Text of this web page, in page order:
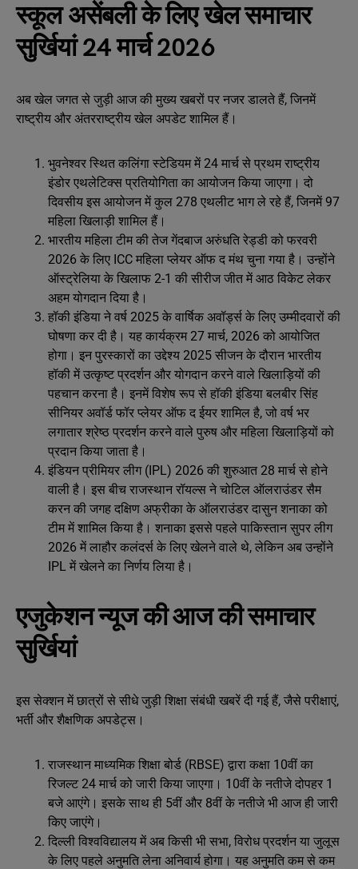
स्कूल असेंबली के लिए खेल समाचार
सुर्खियां 24 मार्च 2026
अब खेल जगत से जुड़ी आज की मुख्य खबरों पर नजर डालते हैं, जिनमें
राष्ट्रीय और अंतरराष्ट्रीय खेल अपडेट शामिल हैं।
भुवनेश्वर स्थित कलिंगा स्टेडियम में 24 मार्च से प्रथम राष्ट्रीय
इंडोर एथलेटिक्स प्रतियोगिता का आयोजन किया जाएगा। दो
दिवसीय इस आयोजन में कुल 278 एथलीट भाग ले रहे हैं, जिनमें 97
महिला खिलाड़ी शामिल हैं।
भारतीय महिला टीम की तेज गेंदबाज अरुंधति रेड्डी को फरवरी
2026 के लिए ICC महिला प्लेयर ऑफ द मंथ चुना गया है। उन्होंने
ऑस्ट्रेलिया के खिलाफ 2-1 की सीरीज जीत में आठ विकेट लेकर
अहम योगदान दिया है।
हॉकी इंडिया ने वर्ष 2025 के वार्षिक अवॉर्ड्स के लिए उम्मीदवारों की
घोषणा कर दी है। यह कार्यक्रम 27 मार्च, 2026 को आयोजित
होगा। इन पुरस्कारों का उद्देश्य 2025 सीजन के दौरान भारतीय
हॉकी में उत्कृष्ट प्रदर्शन और योगदान करने वाले खिलाड़ियों की
पहचान करना है। इनमें विशेष रूप से हॉकी इंडिया बलबीर सिंह
सीनियर अवॉर्ड फॉर प्लेयर ऑफ द ईयर शामिल है, जो वर्ष भर
लगातार श्रेष्ठ प्रदर्शन करने वाले पुरुष और महिला खिलाड़ियों को
प्रदान किया जाता है।
इंडियन प्रीमियर लीग (IPL) 2026 की शुरुआत 28 मार्च से होने
वाली है। इस बीच राजस्थान रॉयल्स ने चोटिल ऑलराउंडर सैम
करन की जगह दक्षिण अफ्रीका के ऑलराउंडर दासुन शनाका को
टीम में शामिल किया है। शनाका इससे पहले पाकिस्तान सुपर लीग
2026 में लाहौर कलंदर्स के लिए खेलने वाले थे, लेकिन अब उन्होंने
IPL में खेलने का निर्णय लिया है।
एजुकेशन न्यूज की आज की समाचार
सुर्खियां
इस सेक्शन में छात्रों से सीधे जुड़ी शिक्षा संबंधी खबरें दी गई हैं, जैसे परीक्षाएं,
भर्ती और शैक्षणिक अपडेट्स।
राजस्थान माध्यमिक शिक्षा बोर्ड (RBSE) द्वारा कक्षा 10वीं का
रिजल्ट 24 मार्च को जारी किया जाएगा। 10वीं के नतीजे दोपहर 1
बजे आएंगे। इसके साथ ही 5वीं और 8वीं के नतीजे भी आज ही जारी
किए जाएंगे।
दिल्ली विश्वविद्यालय में अब किसी भी सभा, विरोध प्रदर्शन या जुलूस
के लिए पहले अनुमति लेना अनिवार्य होगा। यह अनुमति कम से कम